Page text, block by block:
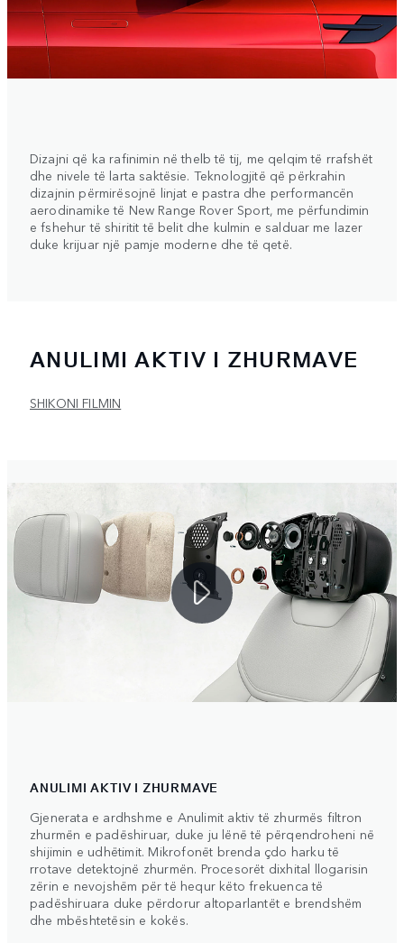
Dizajni që ka rafinimin në thelb të tij, me qelqim të rrafshët
dhe nivele të larta saktësie. Teknologjitë që përkrahin
dizajnin përmirësojnë linjat e pastra dhe performancën
aerodinamike të New Range Rover Sport, me përfundimin
e fshehur të shiritit të belit dhe kulmin e salduar me lazer
duke krijuar një pamje moderne dhe të qetë.
ANULIMI AKTIV I ZHURMAVE
SHIKONI FILMIN
ANULIMI AKTIV I ZHURMAVE
Gjenerata e ardhshme e Anulimit aktiv të zhurmës filtron
zhurmën e padëshiruar, duke ju lënë të përqendroheni në
shijimin e udhëtimit. Mikrofonët brenda çdo harku të
rrotave detektojnë zhurmën. Procesorët dixhital llogarisin
zërin e nevojshëm për të hequr këto frekuenca të
padëshiruara duke përdorur altoparlantët e brendshëm
dhe mbështetësin e kokës.